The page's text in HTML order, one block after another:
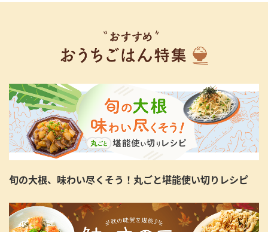
旬の大根、味わい尽くそう！丸ごと堪能使い切りレシピ